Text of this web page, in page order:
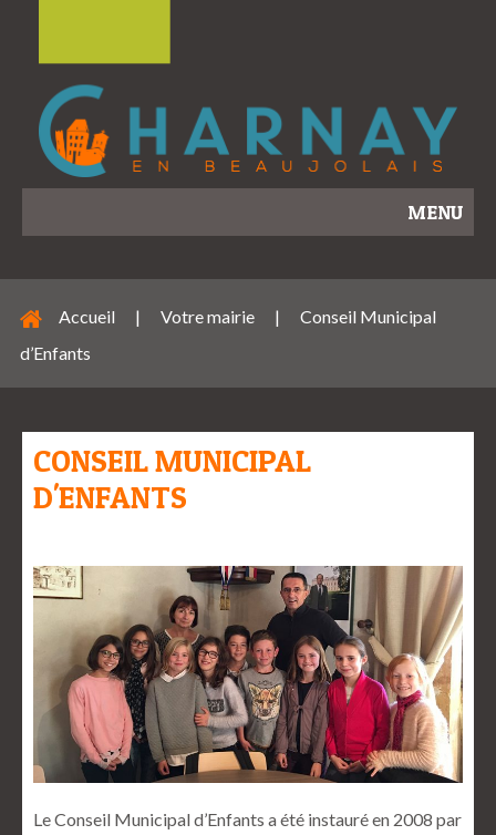
MENU
Accueil | Votre mairie |
Conseil Municipal
d’Enfants
CONSEIL MUNICIPAL
D'ENFANTS
Le Conseil Municipal d’Enfants a été instauré en 2008 par